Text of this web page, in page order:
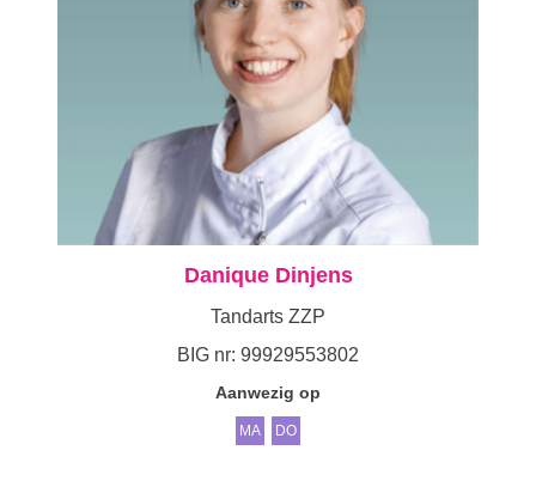
Danique Dinjens
Tandarts ZZP
BIG nr: 99929553802
Aanwezig op
MA DO